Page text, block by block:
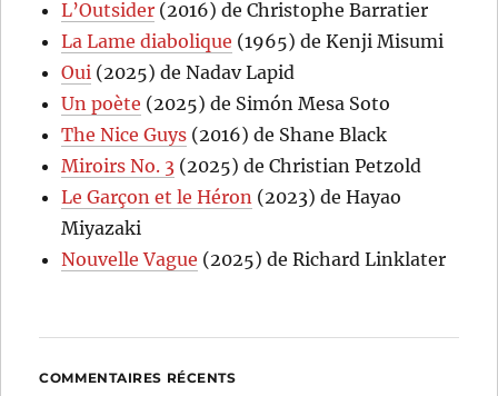
L’Outsider (2016) de Christophe Barratier
La Lame diabolique (1965) de Kenji Misumi
Oui (2025) de Nadav Lapid
Un poète (2025) de Simón Mesa Soto
The Nice Guys (2016) de Shane Black
Miroirs No. 3 (2025) de Christian Petzold
Le Garçon et le Héron (2023) de Hayao
Miyazaki
Nouvelle Vague (2025) de Richard Linklater
COMMENTAIRES RÉCENTS